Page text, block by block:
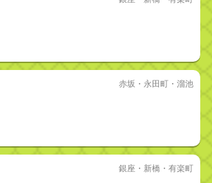
赤坂・永田町・溜池
銀座・新橋・有楽町